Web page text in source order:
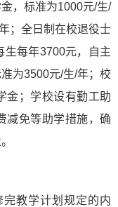
，标准为1000元/生/
；全日制在校退役士
生每年3700元，自主
为3500元/生/年；校
金；学校设有勤工助
减免等助学措施，确
教学计划规定的内